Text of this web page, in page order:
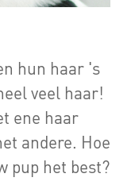
hun haar 's
veel haar!
ene haar
andere. Hoe
pup het best?